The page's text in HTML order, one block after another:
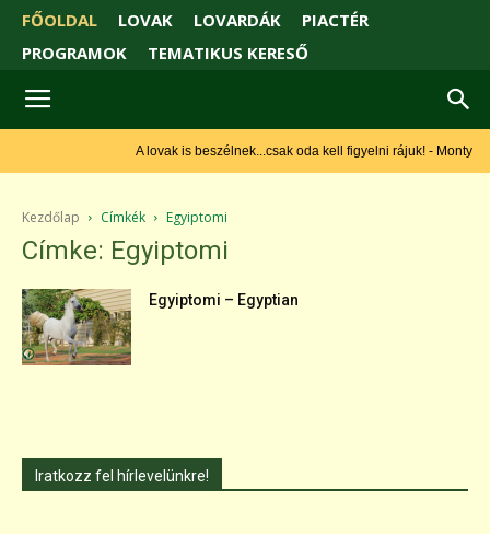
FŐOLDAL LOVAK LOVARDÁK
PIACTÉR
PROGRAMOK
TEMATIKUS KERESŐ
A lovak is beszélnek...csak oda kell figyelni rájuk! - Monty Roberts
Kezdőlap Címkék Egyiptomi
Címke: Egyiptomi
Egyiptomi – Egyptian
Iratkozz fel hírlevelünkre!